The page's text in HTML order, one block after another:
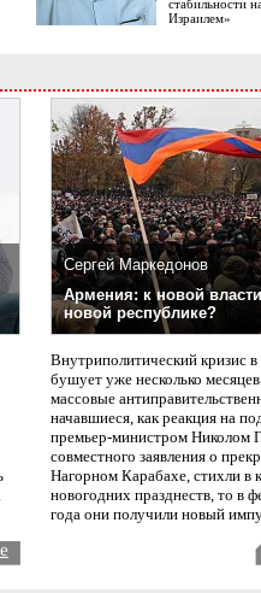
стабильности
Израилем»
Сергей Маркедонов
Армения: к новой
новой республике?
Внутриполитический кризис
бушует уже несколько
массовые
начавшиеся, как реакция на
премьер-министром Николом
совместного заявления о
Нагорном Карабахе, стихли в
новогодних празднеств, то в
года они получили новый